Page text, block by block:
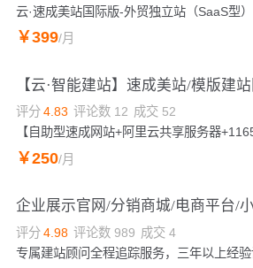
￥399/月
评分 4.83 评论数 12 成交 52
￥250/月
评分 4.98 评论数 989 成交 4